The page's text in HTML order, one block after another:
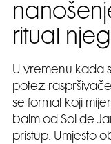
ritual
U vremenu kada
potez
se format koji
balm od Sol de
pristup. Umjesto